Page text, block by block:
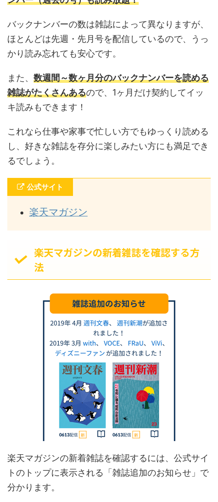
バックナンバーの数は雑誌によって異なりますが、
ほとんどは先週・先月号を配信しているので、うっ
かり読み忘れても安心です。
また、 数週間～数ヶ月分のバックナンバーを読める
雑誌がたくさんあるので、1ヶ月だけ契約してイッ
キ読みもできます！
これなら仕事や家事で忙しい方でもゆっくり読める
し、好きな雑誌を存分に楽しみたい方にも満足でき
るでしょう。
公式サイト
楽天マガジン
楽天マガジンの新着雑誌を確認する方
法
楽天マガジンの新着雑誌を確認するには、公式サイ
トのトップに表示される「雑誌追加のお知らせ」で
分かります。